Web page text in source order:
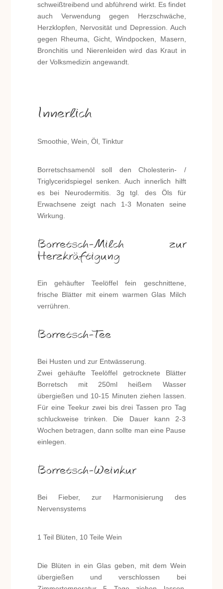
schweißtreibend und abführend wirkt. Es findet
auch Verwendung gegen Herzschwäche,
Herzklopfen, Nervosität und Depression. Auch
gegen Rheuma, Gicht, Windpocken, Masern,
Bronchitis und Nierenleiden wird das Kraut in
der Volksmedizin angewandt.
Innerlich
Smoothie, Wein, Öl, Tinktur
Borretschsamenöl soll den Cholesterin- /
Triglyceridspiegel senken. Auch innerlich hilft
es bei Neurodermitis. 3g tgl. des Öls für
Erwachsene zeigt nach 1-3 Monaten seine
Wirkung.
Borretsch-Milch zur
Herzkräftigung
Ein gehäufter Teelöffel fein geschnittene,
frische Blätter mit einem warmen Glas Milch
verrühren.
Borretsch-Tee
Bei Husten und zur Entwässerung.
Zwei gehäufte Teelöffel getrocknete Blätter
Borretsch mit 250ml heißem Wasser
übergießen und 10-15 Minuten ziehen lassen.
Für eine Teekur zwei bis drei Tassen pro Tag
schluckweise trinken. Die Dauer kann 2-3
Wochen betragen, dann sollte man eine Pause
einlegen.
Borretsch-Weinkur
Bei Fieber, zur Harmonisierung des
Nervensystems
1 Teil Blüten, 10 Teile Wein
Die Blüten in ein Glas geben, mit dem Wein
übergießen und verschlossen bei